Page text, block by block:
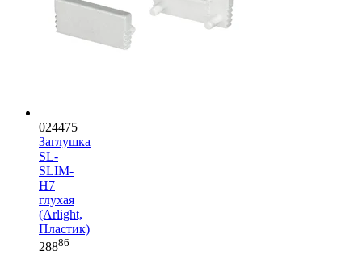
024475
Заглушка
SL-
SLIM-
H7
глухая
(Arlight,
Пластик)
28886